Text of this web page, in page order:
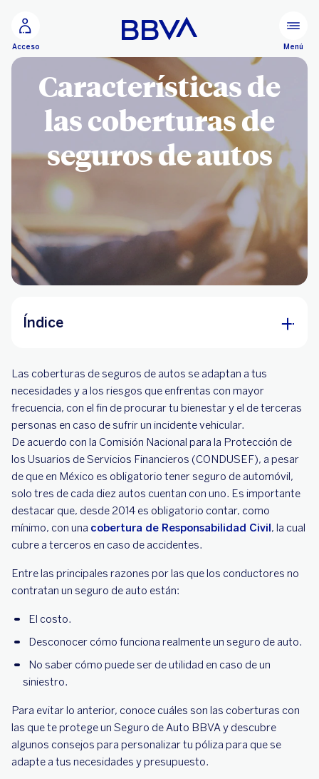
Acceso Menú
Características de
las coberturas de
seguros de autos
Índice
Coberturas básicas
Coberturas opcionales
Seguro por muerte accidental
¿Cómo funcionan las coberturas de seguro
auto?
¿Qué considerar al elegir las coberturas de
seguros de autos?
Las coberturas de seguros de autos se adaptan a tus
necesidades y a los riesgos que enfrentas con mayor
frecuencia, con el fin de procurar tu bienestar y el de terceras
personas en caso de sufrir un incidente vehicular.
De acuerdo con la Comisión Nacional para la Protección de
los Usuarios de Servicios Financieros (CONDUSEF), a pesar
de que en México es obligatorio tener seguro de automóvil,
solo tres de cada diez autos cuentan con uno. Es importante
destacar que, desde 2014 es obligatorio contar, como
mínimo, con una cobertura de Responsabilidad Civil, la cual
cubre a terceros en caso de accidentes.
Entre las principales razones por las que los conductores no
contratan un seguro de auto están:
El costo.
Desconocer cómo funciona realmente un seguro de auto.
No saber cómo puede ser de utilidad en caso de un
siniestro.
Para evitar lo anterior, conoce cuáles son las coberturas con
las que te protege un Seguro de Auto BBVA y descubre
algunos consejos para personalizar tu póliza para que se
adapte a tus necesidades y presupuesto.